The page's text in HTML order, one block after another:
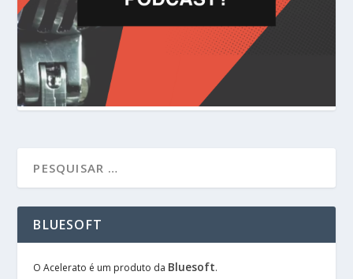
BLUESOFT
O Acelerato é um produto da Bluesoft.